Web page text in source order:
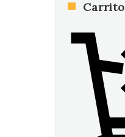
Carrito